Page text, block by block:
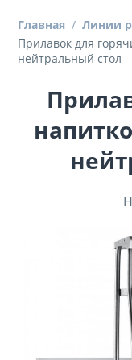
Главная / Линии
Прилавок для
нейтральный стол